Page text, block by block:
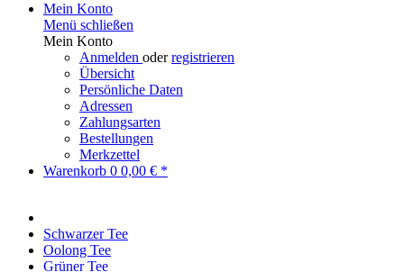
Mein Konto
Menü schließen
Mein Konto
Anmelden oderregistrieren
Übersicht
Persönliche Daten
Adressen
Zahlungsarten
Bestellungen
Merkzettel
Warenkorb 0 0,00 € *
Schwarzer Tee
Oolong Tee
Grüner Tee